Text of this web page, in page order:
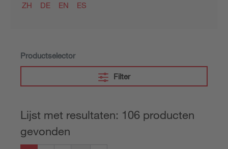
ZH DE EN ES
Productselector
Filter
Lijst met resultaten: 106 producten
gevonden